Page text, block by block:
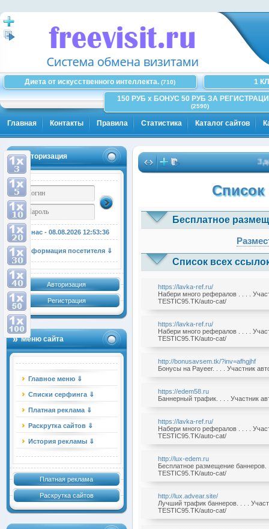
Диета от искусственного интеллекта. (710)
1
150 РУБ x БОНУС 50 РУБ ЗА
(2590)
Главная Контакты Правила Статистика Каталог сайтов
Авторизация
У нас - 08.08.2026 12:53:37
Информация посетителя ⇓
Авторизация
Регистрация
Меню сайта
Главное меню ⇓
Списки серфинга ⇓
Платная реклама ⇓
Раскрутка сайтов ⇓
История рекламы ⇓
Платная реклама
Раскрутка сайтов
Здесь
Список
Бесплатное
Список всех
https://lavka-ref.ru/
Набери много рефералов . . . .
TESTIC95.TK/auto-cat/
https://lavka-ref.ru/
Набери много рефералов . . . .
TESTIC95.TK/auto-cat/
http://bonusavsem.tk/?inv=afhgjhf
Бонусы на Payeer. . . . Участник
https://edem58.ru
Баннерный трафик. . . . Участник
https://lavka-ref.ru/
Набери много рефералов . . . .
TESTIC95.TK/auto-cat/
http://lux-edem.ru
Бесплатное размещение баннеров.
TESTIC95.TK/auto-cat/
http://lux.advear.site/
Лучший трафик баннеров. . . .
TESTIC95.TK/auto-cat/